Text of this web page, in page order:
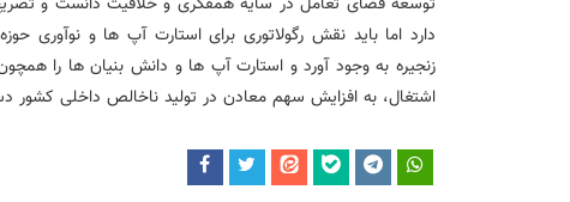
دارد اما باید نقش رگولاتوری برای استارت آپ ها و نوآوری
زنجیره به وجود آورد و استارت آپ ها و دانش بنیان ها را
اشتغال، به افزایش سهم معادن در تولید ناخالص داخلی کشور